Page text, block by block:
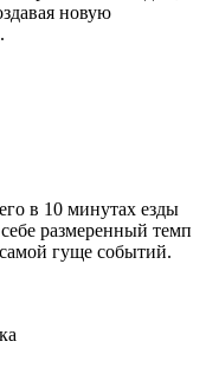
новую
в 10 минутах езды
размеренный темп
гуще событий.